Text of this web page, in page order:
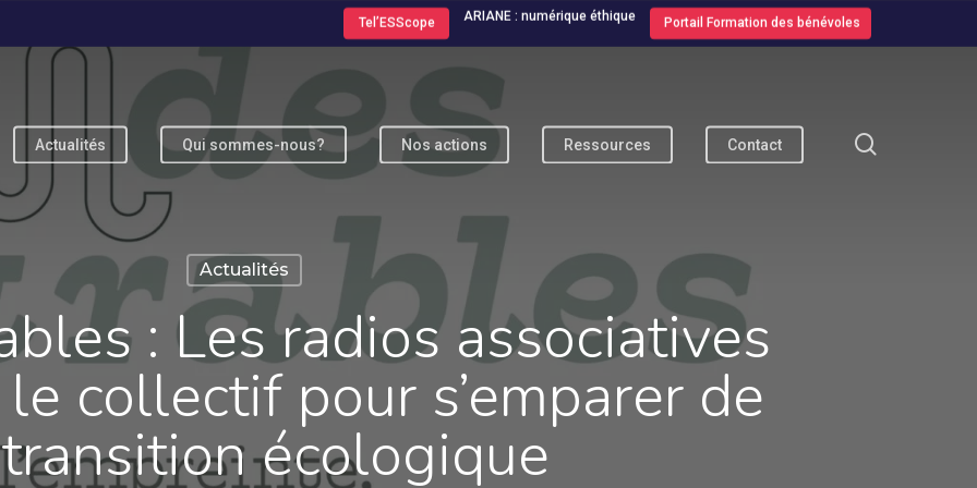
Tel’ESScope ARIANE : numérique éthique Portail Formation des bénévoles
fermer
Actualités Qui sommes-nous? Nos actions Ressources Contact
Actualités
: Les radios associatives
collectif pour s’emparer de
écologique